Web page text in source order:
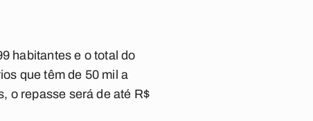
habitantes e o total do
que têm de 50 mil a
o repasse será de até R$